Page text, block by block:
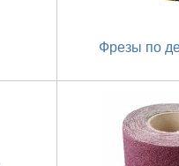
Фрезы по